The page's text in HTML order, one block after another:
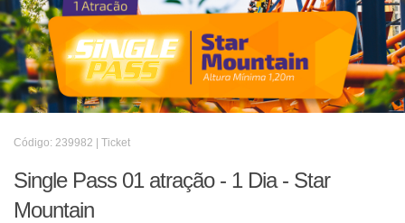
Código: 239982 | Ticket
Single Pass 01 atração - 1 Dia - Star
Mountain